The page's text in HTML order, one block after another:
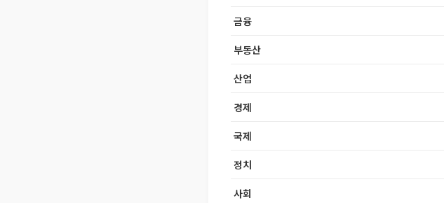
금융
부동산
산업
경제
국제
정치
사회